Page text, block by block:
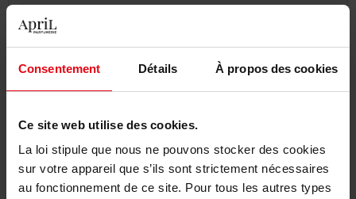
Consentement Détails À propos des cookies
Ce site web utilise des cookies.
La loi stipule que nous ne pouvons stocker des cookies
sur votre appareil que s’ils sont strictement nécessaires
au fonctionnement de ce site. Pour tous les autres types
Gratis levering bij aankoop van min. 55€
Gratis retour in je winkelpunt
Gratis verpakking
Beschrijving